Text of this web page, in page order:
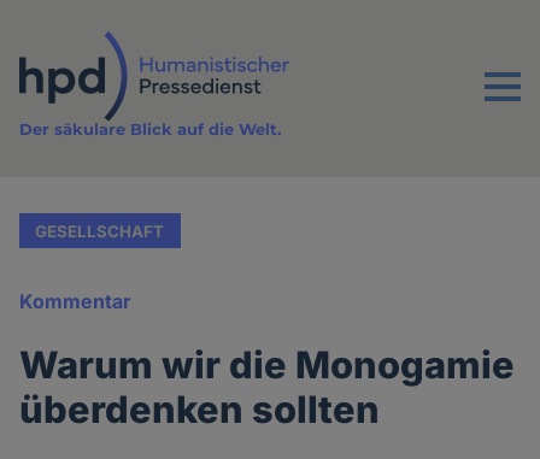
Inhalt
Menu
Der säkulare Blick auf die Welt.
GESELLSCHAFT
Kommentar
Warum wir die Monogamie
überdenken sollten